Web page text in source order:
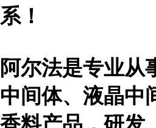
系！
阿尔法是专业从
中间体、液晶中